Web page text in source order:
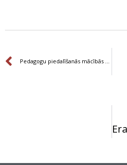
Prev Pedagogu piedalīšanās mācībās profesionālās izglītības iestādē „Ida-virumaa-Training vocation center”, Narvā, Igaunijā